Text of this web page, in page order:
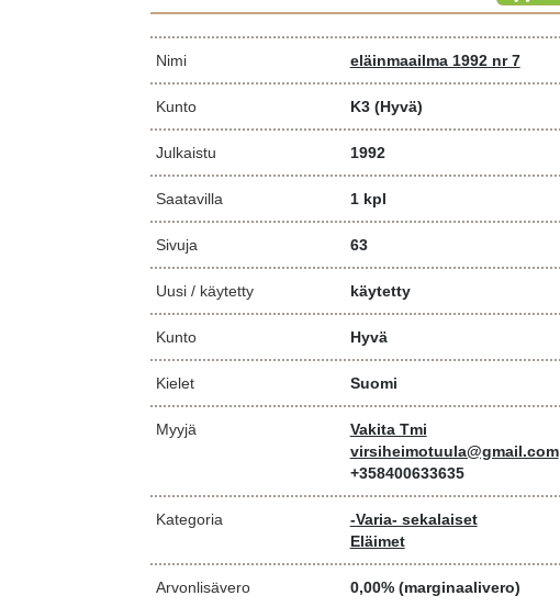
Nimi eläinmaailma 1992 nr 7
Kunto K3 (Hyvä)
Julkaistu 1992
Saatavilla 1 kpl
Sivuja 63
Uusi / käytetty käytetty
Kunto Hyvä
Kielet Suomi
Myyjä
Vakita Tmi
virsiheimotuula@gmail.com
+358400633635
Kategoria
-Varia- sekalaiset
Eläimet
Arvonlisävero 0,00% (marginaalivero)